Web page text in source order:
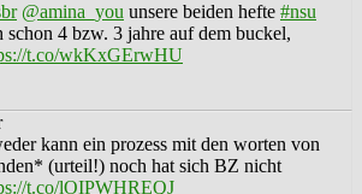
@amina_you unsere beiden hefte #nsu
schon 4 bzw. 3 jahre auf dem buckel,
t.co/wkKxGErwHU
kann ein prozess mit den worten von
(urteil!) noch hat sich BZ nicht
t.co/lOIPWHREQJ